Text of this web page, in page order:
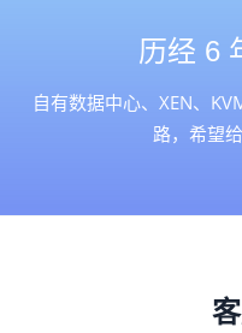
历经 6
自有数据中心、XEN、
路，希望